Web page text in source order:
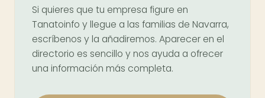
Si quieres que tu empresa figure en
Tanatoinfo y llegue a las familias de Navarra,
escríbenos y la añadiremos. Aparecer en el
directorio es sencillo y nos ayuda a ofrecer
una información más completa.